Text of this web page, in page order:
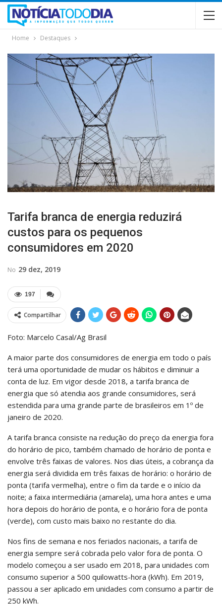
Home Destaques
Tarifa branca de energia reduzirá
custos para os pequenos
consumidores em 2020
No 29 dez, 2019
197
Compartilhar
Foto: Marcelo Casal/Ag Brasil
A maior parte dos consumidores de energia em todo o país
terá uma oportunidade de mudar os hábitos e diminuir a
conta de luz. Em vigor desde 2018, a tarifa branca de
energia que só atendia aos grande consumidores, será
estendida para uma grande parte de brasileiros em 1º de
janeiro de 2020.
A tarifa branca consiste na redução do preço da energia fora
do horário de pico, também chamado de horário de ponta e
envolve três faixas de valores. Nos dias úteis, a cobrança da
energia será dividida em três faixas de horário: o horário de
ponta (tarifa vermelha), entre o fim da tarde e o início da
noite; a faixa intermediária (amarela), uma hora antes e uma
hora depois do horário de ponta, e o horário fora de ponta
(verde), com custo mais baixo no restante do dia.
Nos fins de semana e nos feriados nacionais, a tarifa de
energia sempre será cobrada pelo valor fora de ponta. O
modelo começou a ser usado em 2018, para unidades com
consumo superior a 500 quilowatts-hora (kWh). Em 2019,
passou a ser aplicado em unidades com consumo a partir de
250 kWh.